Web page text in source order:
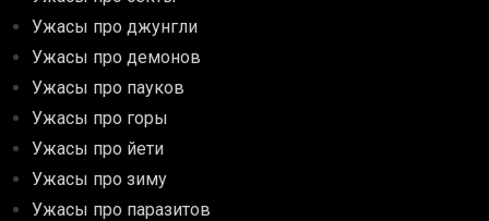
Ужасы про джунгли
Ужасы про демонов
Ужасы про пауков
Ужасы про горы
Ужасы про йети
Ужасы про зиму
Ужасы про паразитов